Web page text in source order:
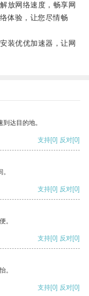
放网络速度，畅享网
体验，让您尽情畅
装优优加速器，让网
达目的地。
支持[0] 反对[0]
支持[0] 反对[0]
。
支持[0] 反对[0]
。
支持[0] 反对[0]